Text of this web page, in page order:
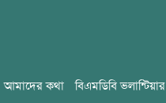
আমাদের কথা বিএমডিবি ভলান্টিয়ার